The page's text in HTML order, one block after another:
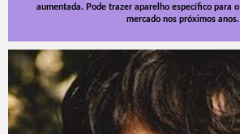
aumentada. Pode trazer aparelho específico para o
mercado nos próximos anos.